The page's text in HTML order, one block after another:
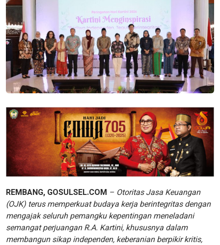
REMBANG, GOSULSEL.COM – Otoritas Jasa Keuangan
(OJK) terus memperkuat budaya kerja berintegritas dengan
mengajak seluruh pemangku kepentingan meneladani
semangat perjuangan R.A. Kartini, khususnya dalam
membangun sikap independen, keberanian berpikir kritis,